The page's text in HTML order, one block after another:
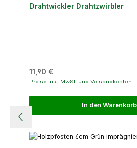
Drahtwickler Drahtzwirbler
Regulärer Preis:
11,90 €
Preise inkl. MwSt. und Versandkosten
In den Warenkorb